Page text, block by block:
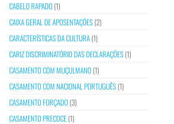
CABELO RAPADO (1)
CAIXA GERAL DE APOSENTAÇÕES(2)
CARACTERÍSTICAS DA CULTURA(1)
CARIZ DISCRIMINATÓRIO DAS DECLARAÇÕES(1)
CASAMENTO COM MUÇULMANO (1)
CASAMENTO COM NACIONAL PORTUGUÊS(1)
CASAMENTO FORÇADO (3)
CASAMENTO PRECOCE(1)